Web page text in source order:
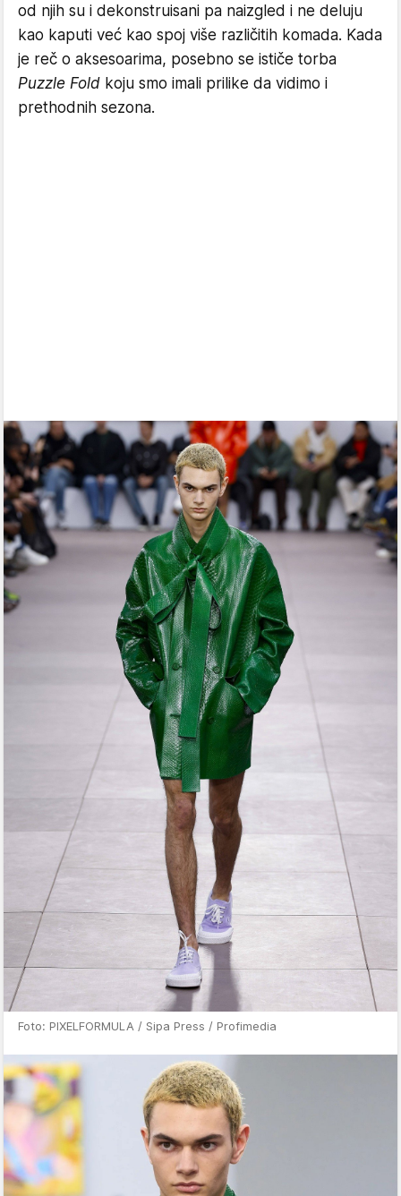
od njih su i dekonstruisani pa naizgled i ne deluju
kao kaputi već kao spoj više različitih komada. Kada
je reč o aksesoarima, posebno se ističe torba
Puzzle Fold koju smo imali prilike da vidimo i
prethodnih sezona.
Foto: PIXELFORMULA / Sipa Press / Profimedia